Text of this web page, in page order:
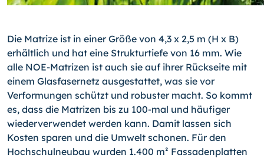
Die Matrize ist in einer Größe von 4,3 x 2,5 m (H x B)
erhältlich und hat eine Strukturtiefe von 16 mm. Wie
alle NOE-Matrizen ist auch sie auf ihrer Rückseite mit
einem Glasfasernetz ausgestattet, was sie vor
Verformungen schützt und robuster macht. So kommt
es, dass die Matrizen bis zu 100-mal und häufiger
wiederverwendet werden kann. Damit lassen sich
Kosten sparen und die Umwelt schonen. Für den
Hochschulneubau wurden 1.400 m² Fassadenplatten